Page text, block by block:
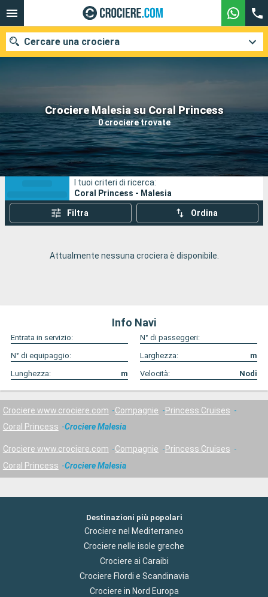
Crociere Malesia su Coral Princess
0 crociere trovate
Cercare una crociera
Le nostre destinazioni
Mesi di partenza
Porti Compagnie
Ricerca
I tuoi criteri di ricerca:
Coral Princess - Malesia
Filtra Ordina
Attualmente nessuna crociera è disponibile.
Info Navi
Entrata in servizio:
N° di passeggeri:
N° di equipaggio:
Larghezza:
m
Lunghezza:
m Velocità: Nodi
Crociere www.crociere.com Compagnie
Princess Cruises
Coral Princess
Crociere Malesia
Crociere www.crociere.com Compagnie
Princess Cruises
Coral Princess
Crociere Malesia
Destinazioni più popolari
Crociere nel Mediterraneo
Crociere nelle isole greche
Crociere ai Caraibi
Crociere Flordi e Scandinavia
Crociere in Nord Europa